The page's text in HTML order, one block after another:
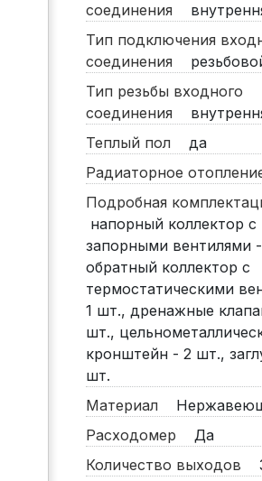
соединения
Тип подключения
соединения
Тип резьбы входного
соединения
Теплый пол
да
Радиаторное
Подробная
напорный коллектор с
запорными вентилями
обратный коллектор с
термостатическими
1 шт., дренажные
шт.,
кронштейн - 2 шт.,
шт.
Материал
Расходомер
Да
Количество выходов